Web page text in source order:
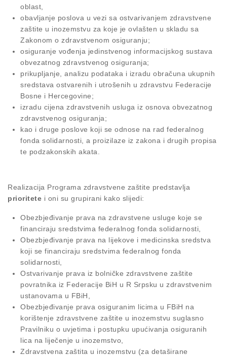
oblast,
obavljanje poslova u vezi sa ostvarivanjem zdravstvene
zaštite u inozemstvu za koje je ovlašten u skladu sa
Zakonom o zdravstvenom osiguranju;
osiguranje vođenja jedinstvenog informacijskog sustava
obvezatnog zdravstvenog osiguranja;
prikupljanje, analizu podataka i izradu obračuna ukupnih
sredstava ostvarenih i utrošenih u zdravstvu Federacije
Bosne i Hercegovine;
izradu cijena zdravstvenih usluga iz osnova obvezatnog
zdravstvenog osiguranja;
kao i druge poslove koji se odnose na rad federalnog
fonda solidarnosti, a proizilaze iz zakona i drugih propisa
te podzakonskih akata.
Realizacija Programa zdravstvene zaštite predstavlja
prioritete i oni su grupirani kako slijedi:
Obezbjeđivanje prava na zdravstvene usluge koje se
financiraju sredstvima federalnog fonda solidarnosti,
Obezbjeđivanje prava na lijekove i medicinska sredstva
koji se financiraju sredstvima federalnog fonda
solidarnosti,
Ostvarivanje prava iz bolničke zdravstvene zaštite
povratnika iz Federacije BiH u R Srpsku u zdravstvenim
ustanovama u FBiH,
Obezbjeđivanje prava osiguranim licima u FBiH na
korištenje zdravstvene zaštite u inozemstvu suglasno
Pravilniku o uvjetima i postupku upućivanja osiguranih
lica na liječenje u inozemstvo,
Zdravstvena zaštita u inozemstvu (za detaširane